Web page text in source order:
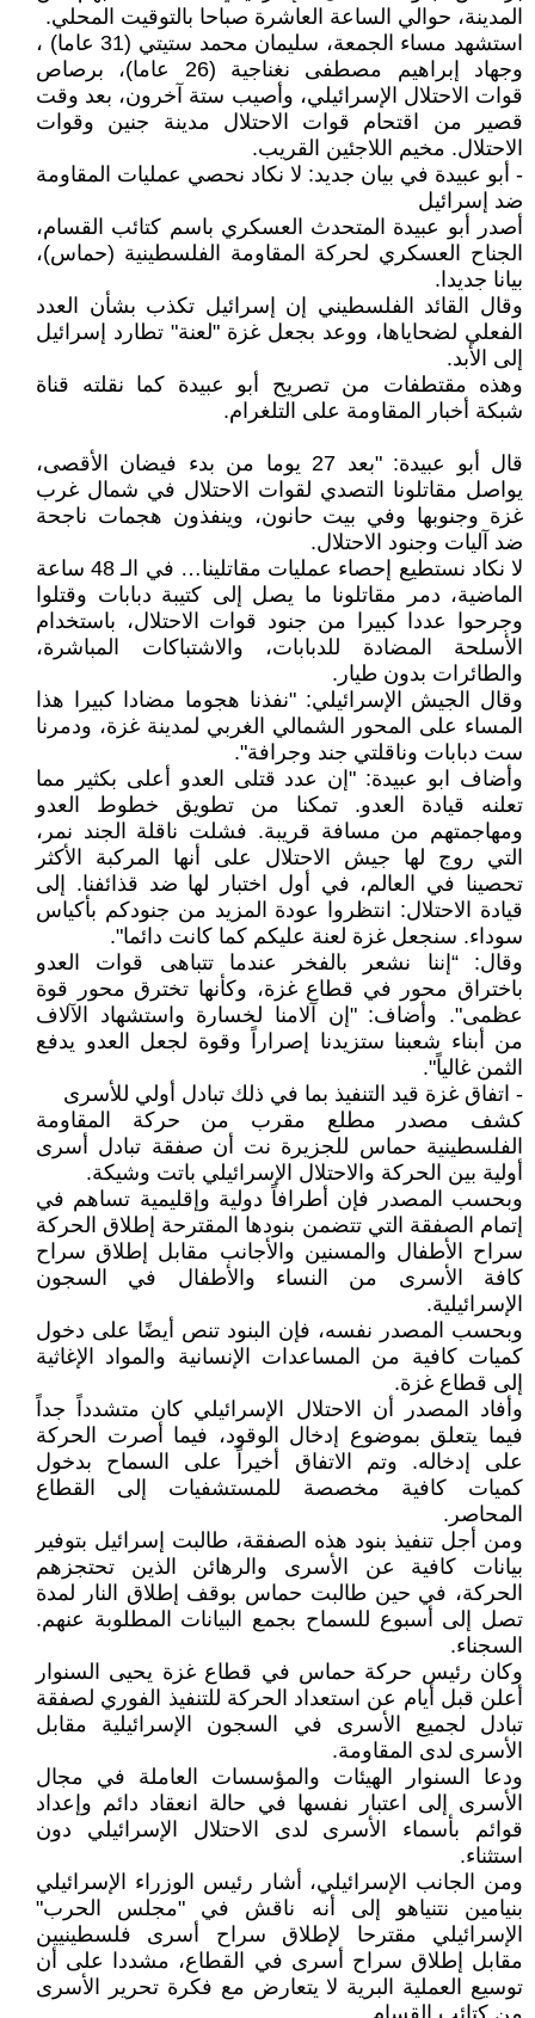
المدينة، حوالي الساعة العاشرة صباحا بالتوقيت المحلي.
استشهد مساء الجمعة، سليمان محمد ستيتي (31 عاما) ،
وجهاد إبراهيم مصطفى نغناجية (26 عاما)، برصاص
قوات الاحتلال الإسرائيلي، وأصيب ستة آخرون، بعد وقت
قصير من اقتحام قوات الاحتلال مدينة جنين وقوات
الاحتلال. مخيم اللاجئين القريب.
- أبو عبيدة في بيان جديد: لا نكاد نحصي عمليات المقاومة
ضد إسرائيل
أصدر أبو عبيدة المتحدث العسكري باسم كتائب القسام،
الجناح العسكري لحركة المقاومة الفلسطينية (حماس)،
بيانا جديدا.
وقال القائد الفلسطيني إن إسرائيل تكذب بشأن العدد
الفعلي لضحاياها، ووعد بجعل غزة "لعنة" تطارد إسرائيل
إلى الأبد.
وهذه مقتطفات من تصريح أبو عبيدة كما نقلته قناة
شبكة أخبار المقاومة على التلغرام.
قال أبو عبيدة: "بعد 27 يوما من بدء فيضان الأقصى،
يواصل مقاتلونا التصدي لقوات الاحتلال في شمال غرب
غزة وجنوبها وفي بيت حانون، وينفذون هجمات ناجحة
ضد آليات وجنود الاحتلال.
لا نكاد نستطيع إحصاء عمليات مقاتلينا… في الـ 48 ساعة
الماضية، دمر مقاتلونا ما يصل إلى كتيبة دبابات وقتلوا
وجرحوا عددا كبيرا من جنود قوات الاحتلال، باستخدام
الأسلحة المضادة للدبابات، والاشتباكات المباشرة،
والطائرات بدون طيار.
وقال الجيش الإسرائيلي: "نفذنا هجوما مضادا كبيرا هذا
المساء على المحور الشمالي الغربي لمدينة غزة، ودمرنا
ست دبابات وناقلتي جند وجرافة".
وأضاف ابو عبيدة: "إن عدد قتلى العدو أعلى بكثير مما
تعلنه قيادة العدو. تمكنا من تطويق خطوط العدو
ومهاجمتهم من مسافة قريبة. فشلت ناقلة الجند نمر،
التي روج لها جيش الاحتلال على أنها المركبة الأكثر
تحصينا في العالم، في أول اختبار لها ضد قذائفنا. إلى
قيادة الاحتلال: انتظروا عودة المزيد من جنودكم بأكياس
سوداء. سنجعل غزة لعنة عليكم كما كانت دائما".
وقال: “إننا نشعر بالفخر عندما تتباهى قوات العدو
باختراق محور في قطاع غزة، وكأنها تخترق محور قوة
عظمى". وأضاف: "إن آلامنا لخسارة واستشهاد الآلاف
من أبناء شعبنا ستزيدنا إصراراً وقوة لجعل العدو يدفع
الثمن غالياً".
- اتفاق غزة قيد التنفيذ بما في ذلك تبادل أولي للأسرى
كشف مصدر مطلع مقرب من حركة المقاومة
الفلسطينية حماس للجزيرة نت أن صفقة تبادل أسرى
أولية بين الحركة والاحتلال الإسرائيلي باتت وشيكة.
وبحسب المصدر فإن أطرافاً دولية وإقليمية تساهم في
إتمام الصفقة التي تتضمن بنودها المقترحة إطلاق الحركة
سراح الأطفال والمسنين والأجانب مقابل إطلاق سراح
كافة الأسرى من النساء والأطفال في السجون
الإسرائيلية.
وبحسب المصدر نفسه، فإن البنود تنص أيضًا على دخول
كميات كافية من المساعدات الإنسانية والمواد الإغاثية
إلى قطاع غزة.
وأفاد المصدر أن الاحتلال الإسرائيلي كان متشدداً جداً
فيما يتعلق بموضوع إدخال الوقود، فيما أصرت الحركة
على إدخاله. وتم الاتفاق أخيراً على السماح بدخول
كميات كافية مخصصة للمستشفيات إلى القطاع
المحاصر.
ومن أجل تنفيذ بنود هذه الصفقة، طالبت إسرائيل بتوفير
بيانات كافية عن الأسرى والرهائن الذين تحتجزهم
الحركة، في حين طالبت حماس بوقف إطلاق النار لمدة
تصل إلى أسبوع للسماح بجمع البيانات المطلوبة عنهم.
السجناء.
وكان رئيس حركة حماس في قطاع غزة يحيى السنوار
أعلن قبل أيام عن استعداد الحركة للتنفيذ الفوري لصفقة
تبادل لجميع الأسرى في السجون الإسرائيلية مقابل
الأسرى لدى المقاومة.
ودعا السنوار الهيئات والمؤسسات العاملة في مجال
الأسرى إلى اعتبار نفسها في حالة انعقاد دائم وإعداد
قوائم بأسماء الأسرى لدى الاحتلال الإسرائيلي دون
استثناء.
ومن الجانب الإسرائيلي، أشار رئيس الوزراء الإسرائيلي
بنيامين نتنياهو إلى أنه ناقش في "مجلس الحرب"
الإسرائيلي مقترحا لإطلاق سراح أسرى فلسطينيين
مقابل إطلاق سراح أسرى في القطاع، مشددا على أن
توسيع العملية البرية لا يتعارض مع فكرة تحرير الأسرى